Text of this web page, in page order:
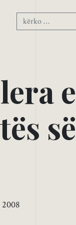
lera e
tës së
2008